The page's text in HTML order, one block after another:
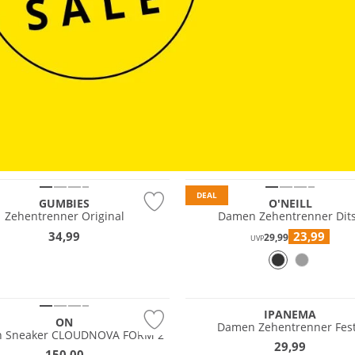
GUMBIES
Zehentrenner Original
34,99
DEAL
O'NEILL
Damen Zehentrenner
UVP29,99 23,99
ON
Sneaker CLOUDNOVA FORM 2
IPANEMA
Damen Zehentrenner
29,99